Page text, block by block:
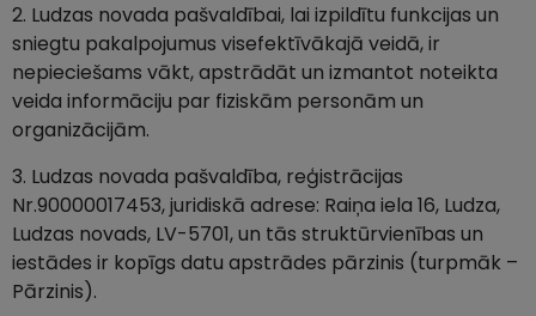
2. Ludzas novada pašvaldībai, lai izpildītu funkcijas un
sniegtu pakalpojumus visefektīvākajā veidā, ir
nepieciešams vākt, apstrādāt un izmantot noteikta
veida informāciju par fiziskām personām un
organizācijām.
3. Ludzas novada pašvaldība, reģistrācijas
Nr.90000017453, juridiskā adrese: Raiņa iela 16, Ludza,
Ludzas novads, LV-5701, un tās struktūrvienības un
iestādes ir kopīgs datu apstrādes pārzinis (turpmāk –
Pārzinis).